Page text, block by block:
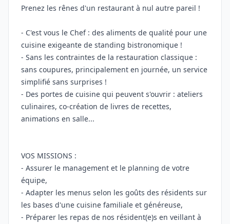
Prenez les rênes d'un restaurant à nul autre pareil !
- C'est vous le Chef : des aliments de qualité pour une
cuisine exigeante de standing bistronomique !
- Sans les contraintes de la restauration classique :
sans coupures, principalement en journée, un service
simplifié sans surprises !
- Des portes de cuisine qui peuvent s'ouvrir : ateliers
culinaires, co-création de livres de recettes,
animations en salle...
VOS MISSIONS :
- Assurer le management et le planning de votre
équipe,
- Adapter les menus selon les goûts des résidents sur
les bases d'une cuisine familiale et généreuse,
- Préparer les repas de nos résident(e)s en veillant à